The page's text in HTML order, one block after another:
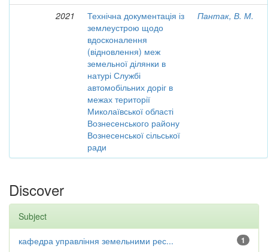
2021
Технічна документація із
землеустрою щодо
вдосконалення
(відновлення) меж
земельної ділянки в
натурі Службі
автомобільних доріг в
межах території
Миколаївської області
Вознесенського району
Вознесенської сільської
ради
Пантак, В. М.
Discover
Subject
1
кафедра управління земельними рес...